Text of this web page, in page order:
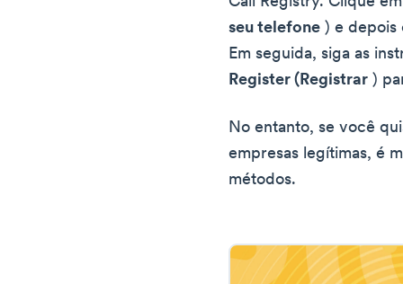
seu telefone ) e
Em seguida, siga as
Register (Registrar )
No entanto, se você
empresas legítimas, é
métodos.